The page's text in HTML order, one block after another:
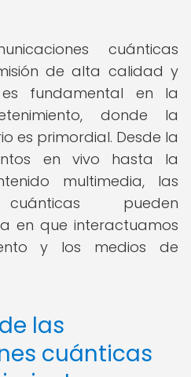
cuánticas
de alta calidad y
fundamental en la
donde la
es primordial. Desde la
en vivo hasta la
multimedia, las
cuánticas pueden
en que interactuamos
y los medios de
las
cuánticas